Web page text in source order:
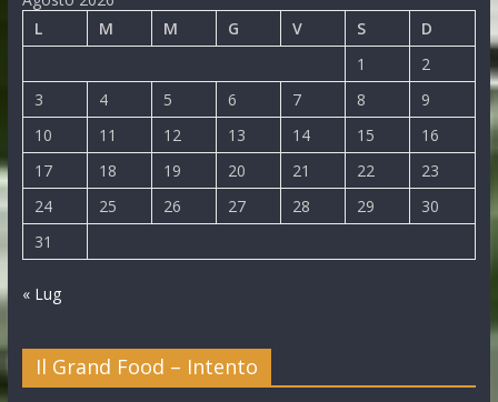
L
M M G V S
D
1
2
3
4 5 6 7 8
9
10
11 12 13 14 15
16
17
18 19 20 21 22
23
24
25 26 27 28 29
30
31
« Lug
Il Grand Food – Intento